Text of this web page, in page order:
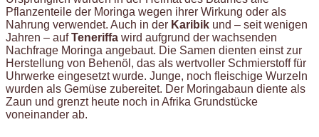
Pflanzenteile der Moringa wegen ihrer Wirkung oder als
Nahrung verwendet. Auch in der Karibik und – seit wenigen
Jahren – aufTeneriffa wird aufgrund der wachsenden
Nachfrage Moringa angebaut. Die Samen dienten einst zur
Herstellung von Behenöl, das als wertvoller Schmierstoff für
Uhrwerke eingesetzt wurde. Junge, noch fleischige Wurzeln
wurden als Gemüse zubereitet. Der Moringabaun diente als
Zaun und grenzt heute noch in Afrika Grundstücke
voneinander ab.